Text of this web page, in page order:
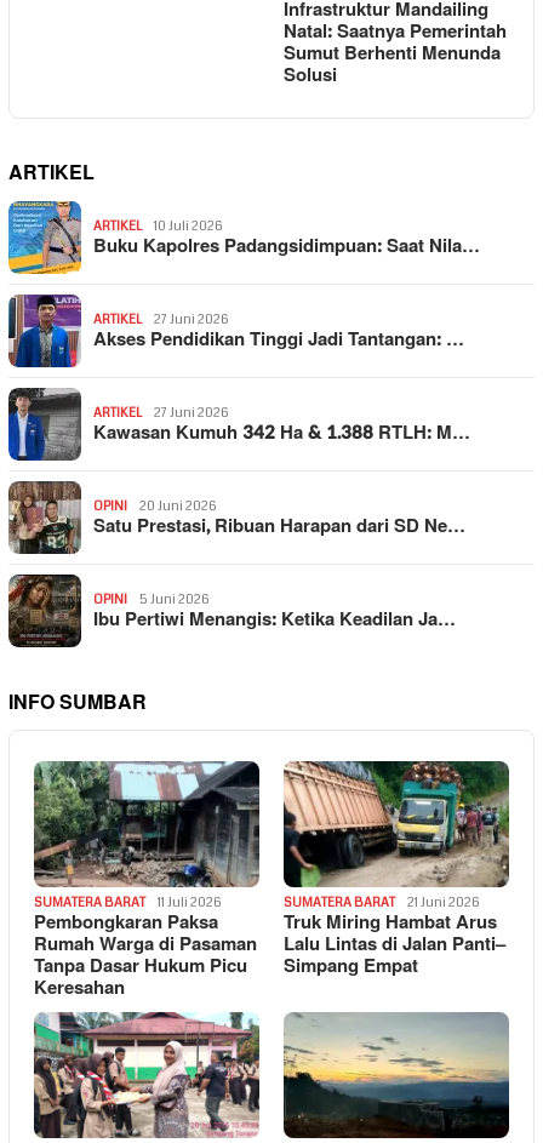
Infrastruktur Mandailing
Natal: Saatnya Pemerintah
Sumut Berhenti Menunda
Solusi
ARTIKEL
ARTIKEL 10 Juli 2026
Buku Kapolres Padangsidimpuan: Saat Nila…
ARTIKEL 27 Juni 2026
Akses Pendidikan Tinggi Jadi Tantangan: …
ARTIKEL 27 Juni 2026
Kawasan Kumuh 342 Ha & 1.388 RTLH: M…
OPINI 20 Juni 2026
Satu Prestasi, Ribuan Harapan dari SD Ne…
OPINI 5 Juni 2026
Ibu Pertiwi Menangis: Ketika Keadilan Ja…
INFO SUMBAR
SUMATERA BARAT 11 Juli 2026
Pembongkaran Paksa
Rumah Warga di Pasaman
Tanpa Dasar Hukum Picu
Keresahan
SUMATERA BARAT 21 Juni 2026
Truk Miring Hambat Arus
Lalu Lintas di Jalan Panti–
Simpang Empat